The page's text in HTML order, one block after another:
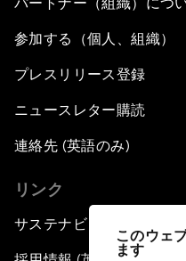
このウェ
ます
参加する（個人、組織）
プレスリリース登録
ニュースレター購読
連絡先 (英語のみ)
リンク
サステナビリティへの取り